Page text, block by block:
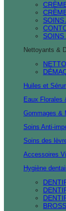
SOINS
SOINS
Nettoyants &
Huiles et
Eaux Florales
Gommages &
Soins Anti-
Soins des
Accessoires
Hygiène